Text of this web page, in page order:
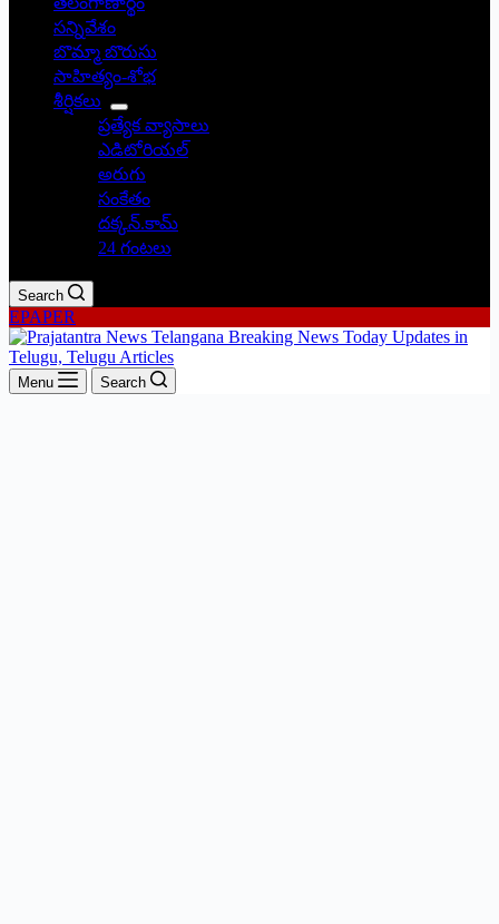
సన్నివేశం
బొమ్మా బొరుసు
సాహిత్యం-శోభ
శీర్షికలు
ప్రత్యేక వ్యాసాలు
ఎడిటోరియల్
అరుగు
సంకేతం
దక్కన్.కామ్
24 గంటలు
Search
EPAPER
Menu Search